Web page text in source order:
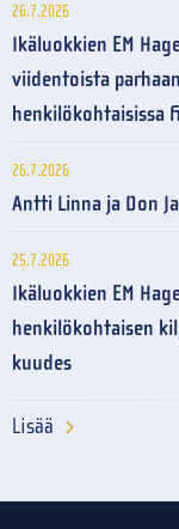
26.7.2026
Ikäluokkien EM
viidentoista
henkilökohtaisissa
26.7.2026
Antti Linna ja Don
25.7.2026
Ikäluokkien EM
henkilökohtaisen
kuudes
Lisää